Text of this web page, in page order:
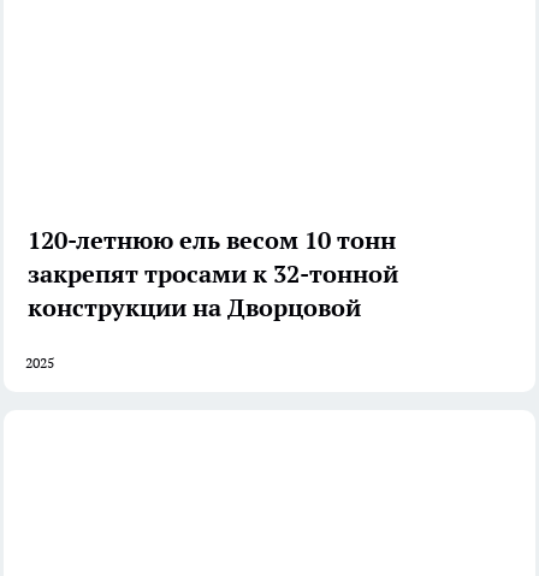
120-летнюю ель весом 10 тонн
закрепят тросами к 32-тонной
конструкции на Дворцовой
2025